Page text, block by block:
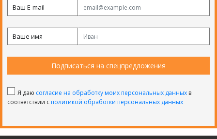
Ваш E-mail
Ваше имя
Подписаться на спецпредложения
Я даю согласие на обработку моих персональных данных в
соответствии с политикой обработки персональных данных